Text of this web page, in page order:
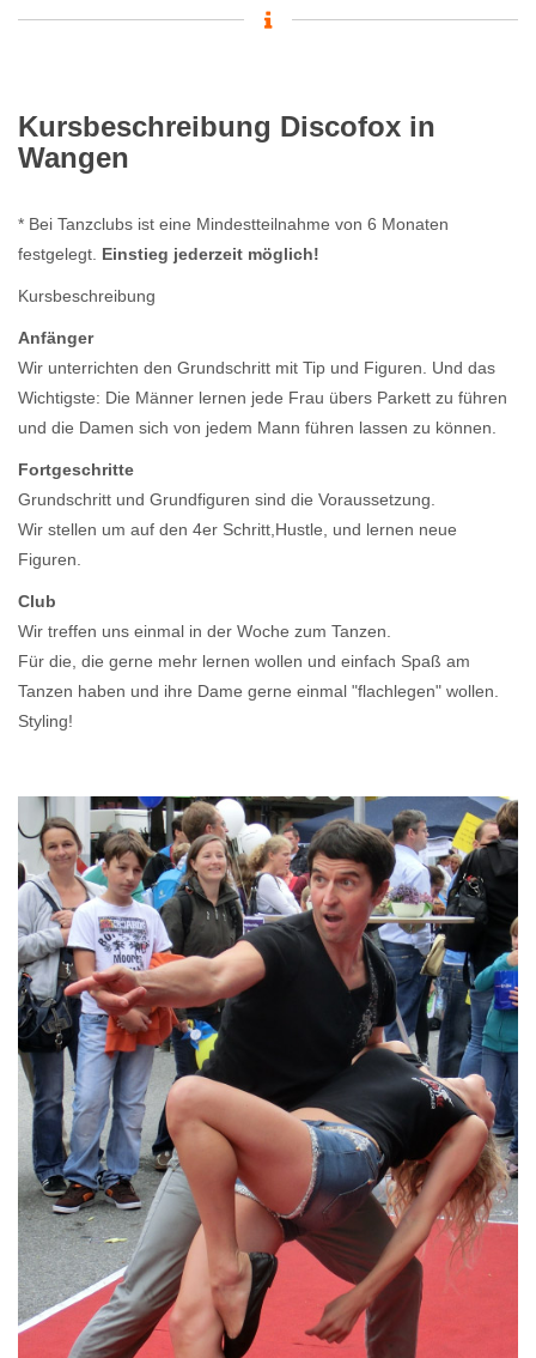
Kursbeschreibung Discofox in
Wangen
* Bei Tanzclubs ist eine Mindestteilnahme von 6 Monaten
festgelegt. Einstieg jederzeit möglich!
Kursbeschreibung
Anfänger
Wir unterrichten den Grundschritt mit Tip und Figuren. Und das
Wichtigste: Die Männer lernen jede Frau übers Parkett zu führen
und die Damen sich von jedem Mann führen lassen zu können.
Fortgeschritte
Grundschritt und Grundfiguren sind die Voraussetzung.
Wir stellen um auf den 4er Schritt,Hustle, und lernen neue
Figuren.
Club
Wir treffen uns einmal in der Woche zum Tanzen.
Für die, die gerne mehr lernen wollen und einfach Spaß am
Tanzen haben und ihre Dame gerne einmal "flachlegen" wollen.
Styling!